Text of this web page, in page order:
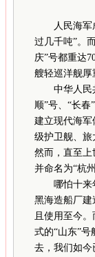
人民海军成
过几千吨”。
庆”号都重达
艘轻巡洋舰厚
中华人民共
顺”号、“长
建立现代海
级护卫舰、旅
然而，直至上
并命名为“杭
哪怕十来年
黑海造船厂建
且使用至今
式的“山东”
去，我们如今